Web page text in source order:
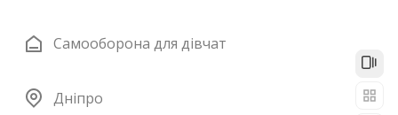
Самооборона для дівчат
Дніпро